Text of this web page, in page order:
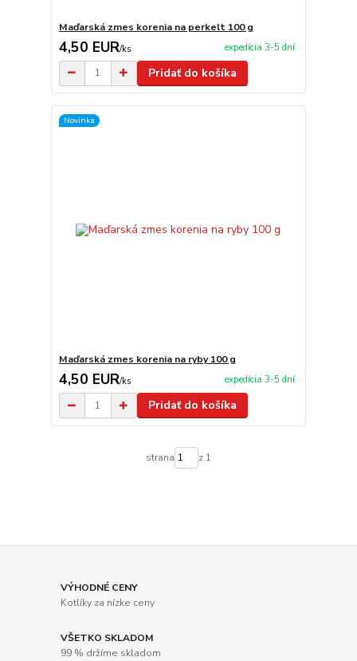
Maďarská zmes korenia na perkelt 100 g
4,50 EUR/ks expedícia 3-5 dní
Pridať do košíka
Novinka
Maďarská zmes korenia na ryby 100 g
4,50 EUR/ks expedícia 3-5 dní
Pridať do košíka
strana z 1
VÝHODNÉ CENY
Kotlíky za nízke ceny
VŠETKO SKLADOM
99 % držíme skladom